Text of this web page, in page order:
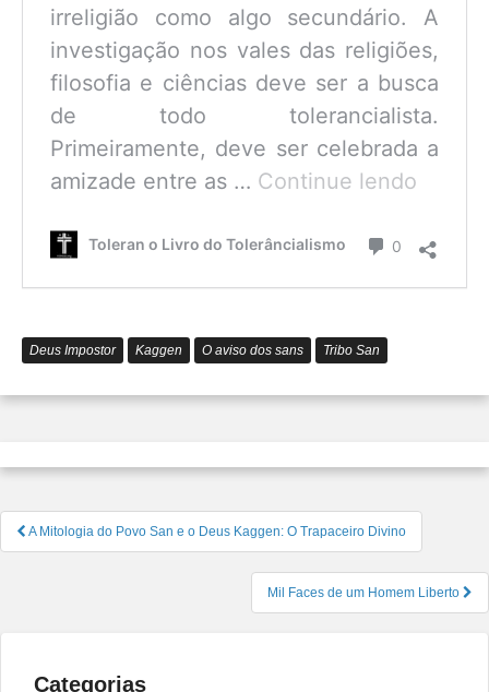
irreligião como algo secundário. A
investigação nos vales das religiões,
filosofia e ciências deve ser a busca
de todo tolerancialista.
Primeiramente, deve ser celebrada a
amizade entre as … Continue lendo
é
Toleran o Livro do Tolerâncialismo 0 Comentário
Deus Impostor Kaggen O aviso dos sans Tribo San
Navegação
de
A Mitologia do Povo San e o Deus Kaggen: O Trapaceiro Divino
Mil Faces de um Homem Liberto
Categorias